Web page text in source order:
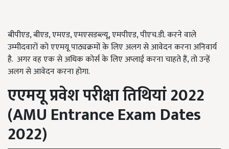
बीपीएड, बीएड, एमएड, एमएसडब्ल्यू, एमपीएड, पीएच.डी. करने वाले
उम्मीदवारों को एएमयू पाठ्यक्रमों के लिए अलग से आवेदन करना अनिवार्य
है. अगर वह एक से अधिक कोर्स के लिए अप्लाई करना चाहते हैं, तो उन्हें
अलग से आवेदन करना होगा.
एएमयू प्रवेश परीक्षा तिथियां 2022
(AMU Entrance Exam Dates
2022)